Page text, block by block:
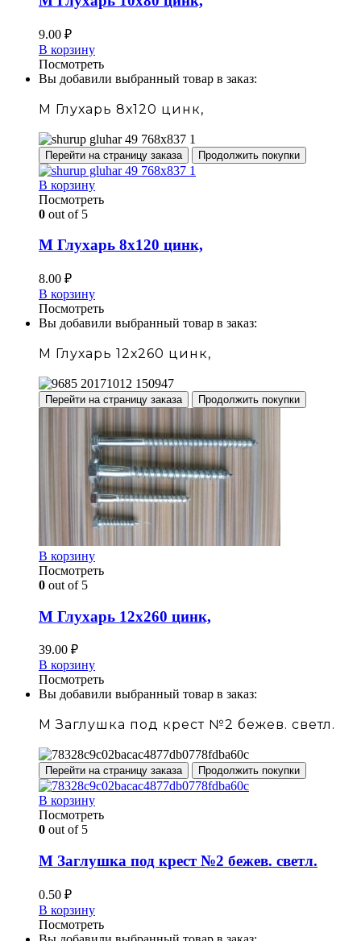
9.00 ₽
В корзину
Посмотреть
Вы добавили выбранный товар в заказ:
М Глухарь 8х120 цинк,
Перейти на страницу заказа Продолжить покупки
В корзину
Посмотреть
0 out of 5
М Глухарь 8х120 цинк,
8.00 ₽
В корзину
Посмотреть
Вы добавили выбранный товар в заказ:
М Глухарь 12х260 цинк,
Перейти на страницу заказа Продолжить покупки
В корзину
Посмотреть
0 out of 5
М Глухарь 12х260 цинк,
39.00 ₽
В корзину
Посмотреть
Вы добавили выбранный товар в заказ:
М Заглушка под крест №2 бежев. светл.
Перейти на страницу заказа Продолжить покупки
В корзину
Посмотреть
0 out of 5
М Заглушка под крест №2 бежев. светл.
0.50 ₽
В корзину
Посмотреть